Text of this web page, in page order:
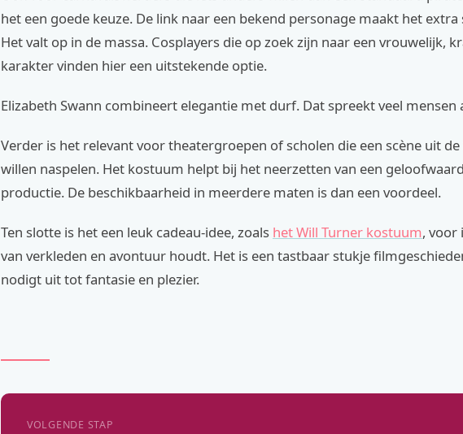
het een goede keuze. De link naar een bekend personage maakt het extra
Het valt op in de massa. Cosplayers die op zoek zijn naar een vrouwelijk,
karakter vinden hier een uitstekende optie.
Elizabeth Swann combineert elegantie met durf. Dat spreekt veel mensen
Verder is het relevant voor theatergroepen of scholen die een scène uit
willen naspelen. Het kostuum helpt bij het neerzetten van een
productie. De beschikbaarheid in meerdere maten is dan een voordeel.
Ten slotte is het een leuk cadeau-idee, zoals het Will Turner kostuum, voor
van verkleden en avontuur houdt. Het is een tastbaar stukje
nodigt uit tot fantasie en plezier.
VOLGENDE STAP